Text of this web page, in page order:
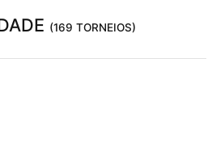
(169 TORNEIOS)